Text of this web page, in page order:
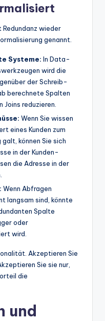
wieder
genannt.
Systeme: In Data-
wird die
der Schreib-
berechnete Spalten
Joins reduzieren.
Wenn Sie wissen
eines Kunden zum
können Sie sich
in der Kunden-
die Adresse in der
Wenn Abfragen
langsam sind, könnte
Spalte
oder
wird.
Akzeptieren Sie
Sie sie nur,
die
und